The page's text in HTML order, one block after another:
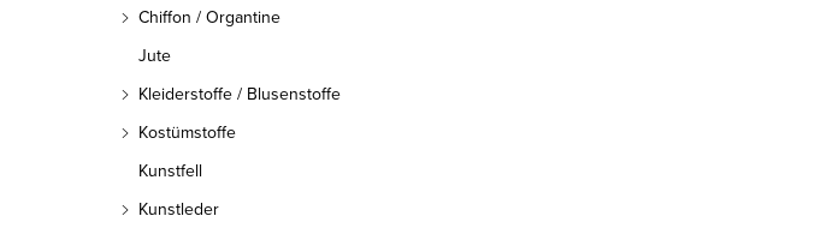
Chiffon / Organtine
Jute
Kleiderstoffe / Blusenstoffe
Kostümstoffe
Kunstfell
Kunstleder